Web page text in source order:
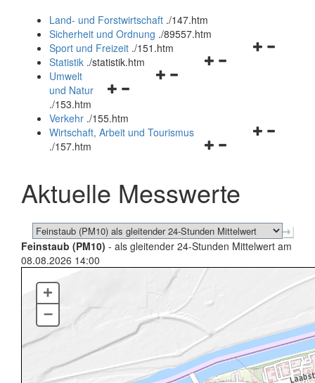
und
schließen
Land- und Forstwirtschaft ./147.htm
Sicherheit und Ordnung ./89557.htm
Navigationsmenü
Sport und Freizeit ./151.htm
Navigationsmenü
Statistik ./statistik.htm
Navigationsmenü
und
schließen
Umwelt
und Natur
./153.htm
Verkehr ./155.htm
Navigationsmenü
schließen
Wirtschaft, Arbeit und Tourismus
./157.htm
Aktuelle Messwerte
Feinstaub (PM10) - als gleitender 24-Stunden Mittelwert am
08.08.2026 14:00
+
–